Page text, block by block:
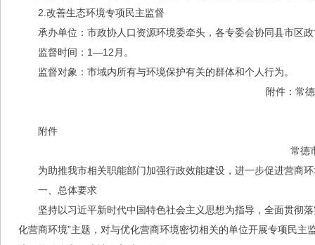
2.改善生态环境专项民主监督
承办单位：市政协人口资源环境委牵头，各专委会协同县市区
监督时间：1—12月。
监督对象：市域内所有与环境保护有关的群体和个人行为。
附件：常
附件
常德
为助推我市相关职能部门加强行政效能建设，进一步促进营商
一、总体要求
坚持以习近平新时代中国特色社会主义思想为指导，全面贯彻
化营商环境”主题，对与优化营商环境密切相关的单位开展专项民